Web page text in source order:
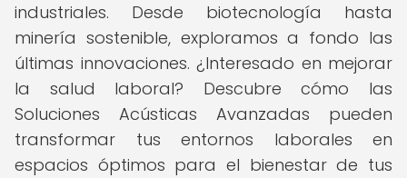
industriales. Desde biotecnología hasta
minería sostenible, exploramos a fondo las
últimas innovaciones. ¿Interesado en mejorar
la salud laboral? Descubre cómo las
Soluciones Acústicas Avanzadas pueden
transformar tus entornos laborales en
espacios óptimos para el bienestar de tus